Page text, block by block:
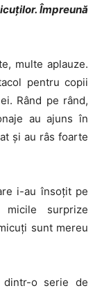
Împreună
multe aplauze.
pentru copii
Rând pe rând,
au ajuns în
și au râs foarte
i-au însoțit pe
surprize
sunt mereu
o serie de